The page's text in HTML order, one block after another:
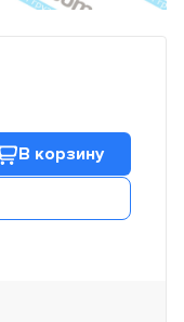
В корзину